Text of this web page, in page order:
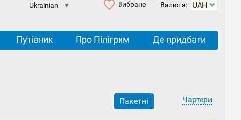
Ukrainian ▼ Вибране Валюта:
Путівник Про Пілігрим Де придбати
Пакетні Чартери